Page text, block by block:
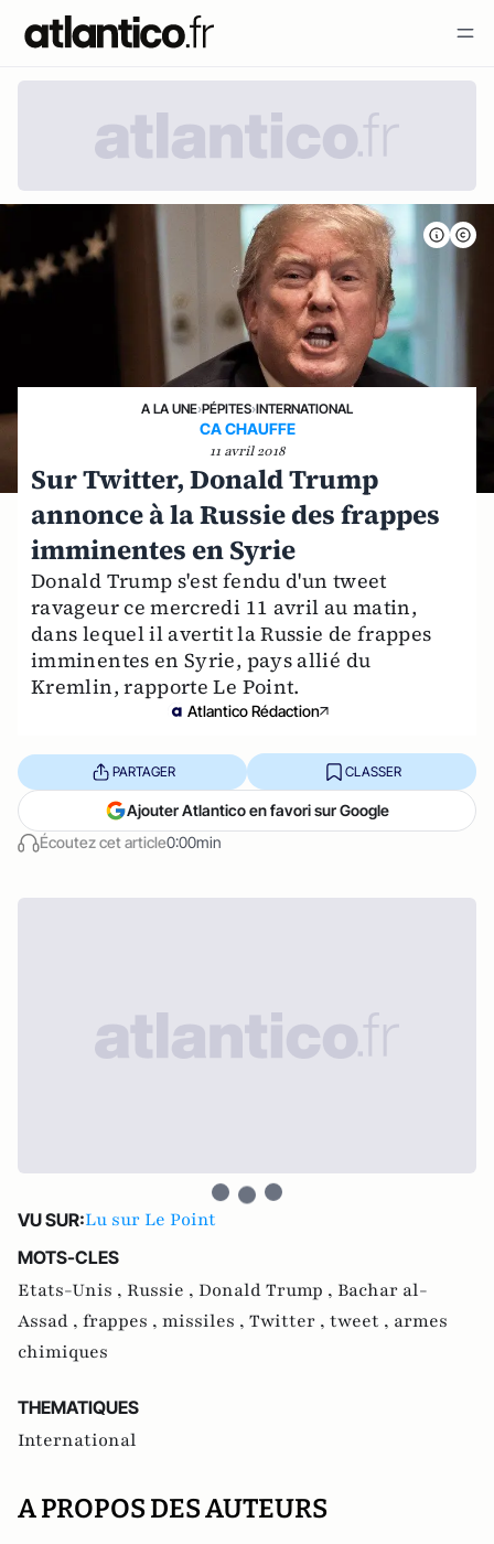
A LA UNE›PÉPITES›INTERNATIONAL
CA CHAUFFE
11 avril 2018
Sur Twitter, Donald Trump
annonce à la Russie des frappes
imminentes en Syrie
Donald Trump s'est fendu d'un tweet
ravageur ce mercredi 11 avril au matin,
dans lequel il avertit la Russie de frappes
imminentes en Syrie, pays allié du
Kremlin, rapporte Le Point.
Atlantico Rédaction
Écoutez cet article0:00min
PARTAGER CLASSER
Ajouter Atlantico en favori sur Google
VU SUR:Lu sur Le Point
MOTS-CLES
Etats-Unis , Russie , Donald Trump , Bachar al-
Assad , frappes , missiles , Twitter , tweet , armes
chimiques
THEMATIQUES
International
A PROPOS DES AUTEURS